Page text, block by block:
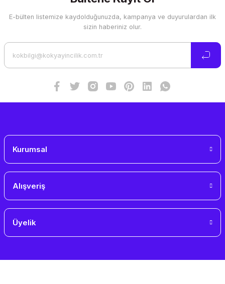
E-bülten listemize kaydolduğunuzda, kampanya ve duyurulardan ilk
sizin haberiniz olur.
Kurumsal
Alışveriş
Üyelik